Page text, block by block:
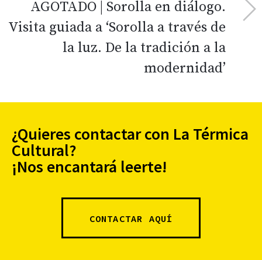
AGOTADO | Sorolla en diálogo.
Visita guiada a ‘Sorolla a través de
la luz. De la tradición a la
modernidad’
¿Quieres contactar con La Térmica
Cultural?
¡Nos encantará leerte!
CONTACTAR AQUÍ